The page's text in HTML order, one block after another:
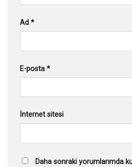
Ad *
E-posta *
İnternet sitesi
Daha sonraki yorumlarımda